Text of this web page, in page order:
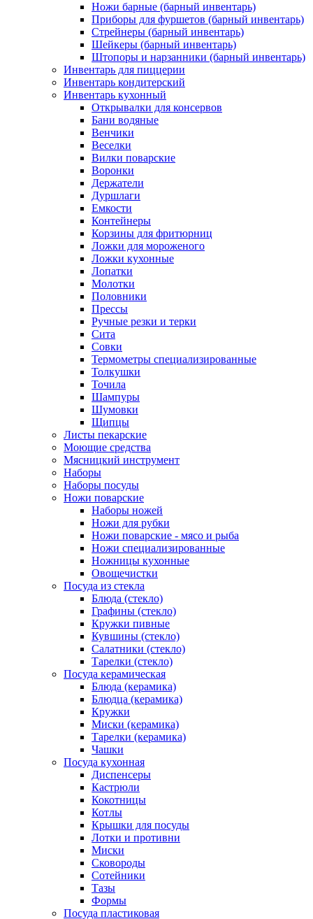
Ножи барные (барный инвентарь)
Приборы для фуршетов (барный инвентарь)
Стрейнеры (барный инвентарь)
Шейкеры (барный инвентарь)
Штопоры и нарзанники (барный инвентарь)
Инвентарь для пиццерии
Инвентарь кондитерский
Инвентарь кухонный
Открывалки для консервов
Бани водяные
Венчики
Веселки
Вилки поварские
Воронки
Держатели
Дуршлаги
Емкости
Контейнеры
Корзины для фритюрниц
Ложки для мороженого
Ложки кухонные
Лопатки
Молотки
Половники
Прессы
Ручные резки и терки
Сита
Совки
Термометры специализированные
Толкушки
Точила
Шампуры
Шумовки
Щипцы
Листы пекарские
Моющие средства
Мясницкий инструмент
Наборы
Наборы посуды
Ножи поварские
Наборы ножей
Ножи для рубки
Ножи поварские - мясо и рыба
Ножи специализированные
Ножницы кухонные
Овощечистки
Посуда из стекла
Блюда (стекло)
Графины (стекло)
Кружки пивные
Кувшины (стекло)
Салатники (стекло)
Тарелки (стекло)
Посуда керамическая
Блюда (керамика)
Блюдца (керамика)
Кружки
Миски (керамика)
Тарелки (керамика)
Чашки
Посуда кухонная
Диспенсеры
Кастрюли
Кокотницы
Котлы
Крышки для посуды
Лотки и противни
Миски
Сковороды
Сотейники
Тазы
Формы
Посуда пластиковая